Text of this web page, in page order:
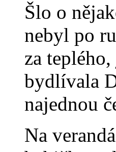
Šlo o
nebyl po
za
bydlívala
najednou
Na